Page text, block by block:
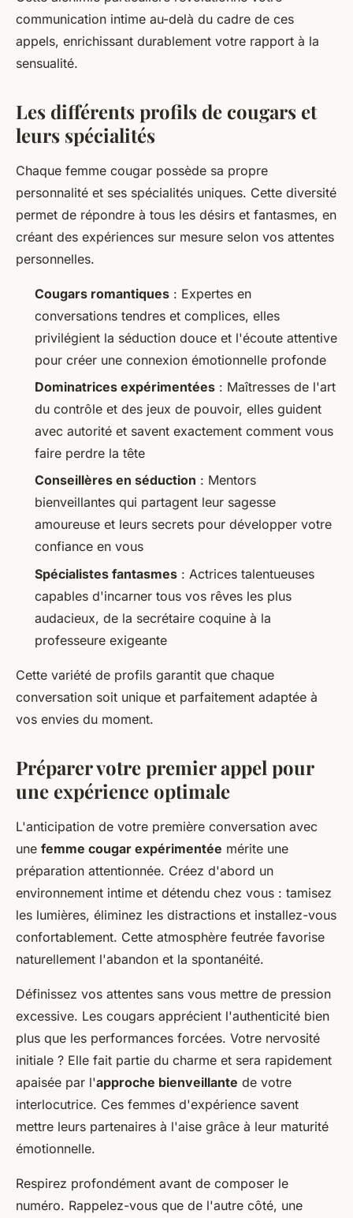
communication intime au-delà du cadre de ces
appels, enrichissant durablement votre rapport à la
sensualité.
Les différents profils de cougars et
leurs spécialités
Chaque femme cougar possède sa propre
personnalité et ses spécialités uniques. Cette diversité
permet de répondre à tous les désirs et fantasmes, en
créant des expériences sur mesure selon vos attentes
personnelles.
Cougars romantiques : Expertes en
conversations tendres et complices, elles
privilégient la séduction douce et l'écoute attentive
pour créer une connexion émotionnelle profonde
Dominatrices expérimentées : Maîtresses de l'art
du contrôle et des jeux de pouvoir, elles guident
avec autorité et savent exactement comment vous
faire perdre la tête
Conseillères en séduction : Mentors
bienveillantes qui partagent leur sagesse
amoureuse et leurs secrets pour développer votre
confiance en vous
Spécialistes fantasmes : Actrices talentueuses
capables d'incarner tous vos rêves les plus
audacieux, de la secrétaire coquine à la
professeure exigeante
Cette variété de profils garantit que chaque
conversation soit unique et parfaitement adaptée à
vos envies du moment.
Préparer votre premier appel pour
une expérience optimale
L'anticipation de votre première conversation avec
une femme cougar expérimentée mérite une
préparation attentionnée. Créez d'abord un
environnement intime et détendu chez vous : tamisez
les lumières, éliminez les distractions et installez-vous
confortablement. Cette atmosphère feutrée favorise
naturellement l'abandon et la spontanéité.
Définissez vos attentes sans vous mettre de pression
excessive. Les cougars apprécient l'authenticité bien
plus que les performances forcées. Votre nervosité
initiale ? Elle fait partie du charme et sera rapidement
apaisée par l'approche bienveillante de votre
interlocutrice. Ces femmes d'expérience savent
mettre leurs partenaires à l'aise grâce à leur maturité
émotionnelle.
Respirez profondément avant de composer le
numéro. Rappelez-vous que de l'autre côté, une